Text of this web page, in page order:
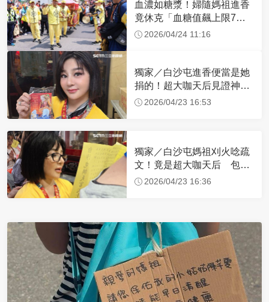
血濃如糖漿！婦隨媽祖進香
竟休克「血糖值飆上限7
倍」 醫曝原因
2026/04/24 11:16
獨家／白沙屯進香便當是她
捐的！超大咖天后見證神
蹟 一靠近媽祖就爆哭
2026/04/23 16:53
獨家／白沙屯媽祖刈火唸疏
文！竟是超大咖天后 包尿
布忍尿5小時不喊累
2026/04/23 16:36